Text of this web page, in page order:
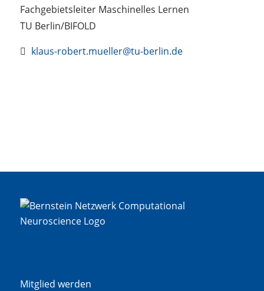
Fachgebietsleiter Maschinelles Lernen
TU Berlin/BIFOLD
klaus-robert.mueller@tu-berlin.de
Mitglied werden